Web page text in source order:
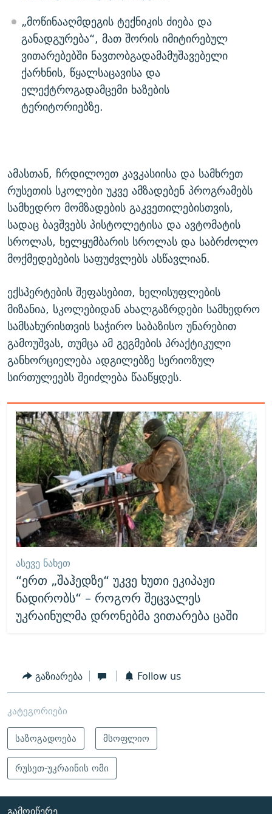
„მოწინააღმდეგის ტექნიკის ძიება და
განადგურება“, მათ შორის იმიტირებულ
ვითარებებში ნავთობგადამამუშავებელი
ქარხნის, წყალსაცავისა და
ელექტროგადამცემი ხაზების
ტერიტორიებზე.
ამასთან, ჩრდილოეთ კავკასიისა და სამხრეთ
რუსეთის სკოლები უკვე ამზადებენ პროგრამებს
სამხედრო მომზადების გაკვეთილებისთვის,
სადაც ბავშვებს პისტოლეტისა და ავტომატის
სროლას, ხელყუმბარის სროლას და საბრძოლო
მოქმედებების საფუძვლებს ასწავლიან.
ექსპერტების შეფასებით, ხელისუფლების
მიზანია, სკოლებიდან ახალგაზრდები სამხედრო
სამსახურისთვის საჭირო საბაზისო უნარებით
გამოუშვას, თუმცა ამ გეგმების პრაქტიკული
განხორციელება ადგილებზე სერიოზულ
სირთულეებს შეიძლება წააწყდეს.
ᲐᲡᲔᲕᲔ ᲜᲐᲮᲔᲗ
“ერთ „შაჰედზე“ უკვე ხუთი ეკიპაჟი
ნადირობს“ – როგორ შეცვალეს
უკრაინულმა დრონებმა ვითარება ცაში
გაზიარება Follow us
კატეგორიები
საზოგადოება
მსოფლიო
რუსეთ-უკრაინის ომი